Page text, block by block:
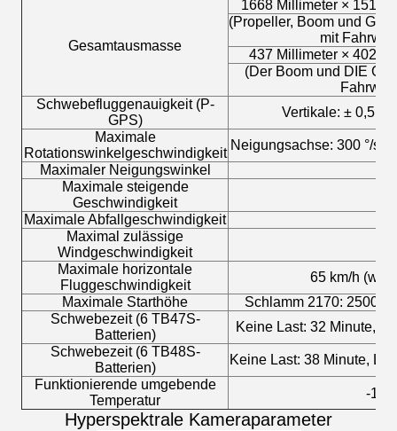
Gesamtausmasse
1668 Millimeter × 1518
(Propeller, Boom und
mit
437 Millimeter × 402
(Der Boom und DIE
Schwebefluggenauigkeit (P-
GPS)
Vertikale: ± 0,5
Maximale
Rotationswinkelgeschwindigkeit
Neigungsachse: 300 °/s,
Maximaler Neigungswinkel
Maximale steigende
Geschwindigkeit
Maximale Abfallgeschwindigkeit
Maximal zulässige
Windgeschwindigkeit
Maximale horizontale
Fluggeschwindigkeit
65 km/h (
Maximale Starthöhe
Schlamm 2170: 2500 m
Schwebezeit (6 TB47S-
Batterien)
Keine Last: 32 Minute,
Schwebezeit (6 TB48S-
Batterien)
Keine Last: 38 Minute,
Funktionierende umgebende
Temperatur
-10
Hyperspektrale Kameraparameter